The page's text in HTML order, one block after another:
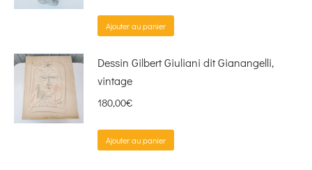
Ajouter au panier
Dessin Gilbert Giuliani dit Gianangelli,
vintage
180,00€
Ajouter au panier